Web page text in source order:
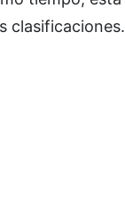
clasificaciones.